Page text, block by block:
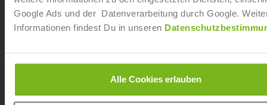
Google Ads und der Datenverarbeitung durch Google.
Informationen findest Du in unseren
Alle Cookies erlauben